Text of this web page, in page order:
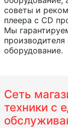
советы и
плеера c CD
Мы
оборудование.
Сеть
техники с